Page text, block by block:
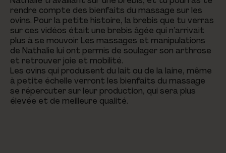
rendre compte des bienfaits du massage sur les
ovins. Pour la petite histoire, la brebis que tu verras
sur ces vidéos était une brebis âgée qui n’arrivait
plus à se mouvoir. Les massages et manipulations
de Nathalie lui ont permis de soulager son arthrose
et retrouver joie et mobilité.
Les ovins qui produisent du lait ou de la laine, même
à petite échelle verront les bienfaits du massage
se répercuter sur leur production, qui sera plus
élevée et de meilleure qualité.